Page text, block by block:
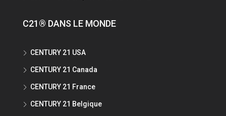
C21® DANS LE MONDE
CENTURY 21 USA
CENTURY 21 Canada
CENTURY 21 France
CENTURY 21 Belgique